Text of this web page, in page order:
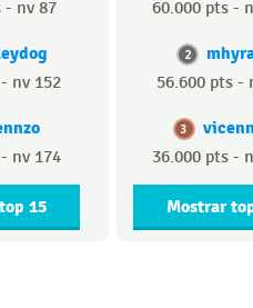
- nv 87
nv 152
nv 174
15
60.000 pts -
2
56.600 pts -
3
36.000 pts -
Mostrar